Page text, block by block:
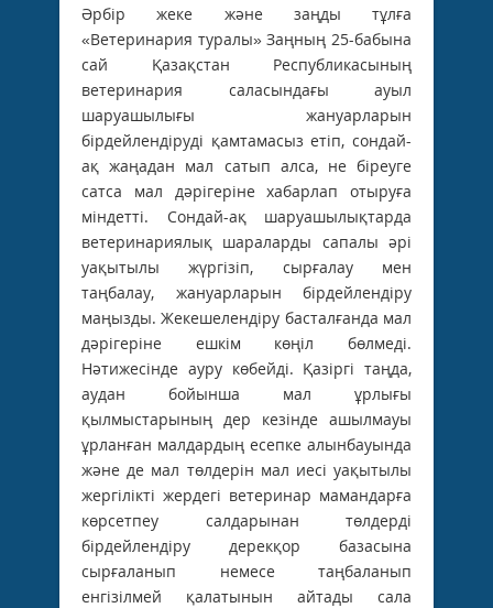
Әрбір жеке және заңды тұлға
«Ветеринария туралы» Заңның 25-бабына
сай Қазақстан Республикасының
ветеринария саласындағы ауыл
шаруашылығы жануарларын
бiрдейлендiрудi қамтамасыз етіп, сондай-
ақ жаңадан мал сатып алса, не біреуге
сатса мал дәрігеріне хабарлап отыруға
міндетті. Сондай-ақ шаруашылықтарда
ветеринариялық шараларды сапалы әрі
уақытылы жүргізіп, сырғалау мен
таңбалау, жануарларын бірдейлендіру
маңызды. Жекешелендіру басталғанда мал
дәрігеріне ешкім көңіл бөлмеді.
Нәтижесінде ауру көбейді. Қазіргі таңда,
аудан бойынша мал ұрлығы
қылмыстарының дер кезінде ашылмауы
ұрланған малдардың есепке алынбауында
және де мал төлдерін мал иесі уақытылы
жергілікті жердегі ветеринар мамандарға
көрсетпеу салдарынан төлдерді
бірдейлендіру дерекқор базасына
сырғаланып немесе таңбаланып
енгізілмей қалатынын айтады сала